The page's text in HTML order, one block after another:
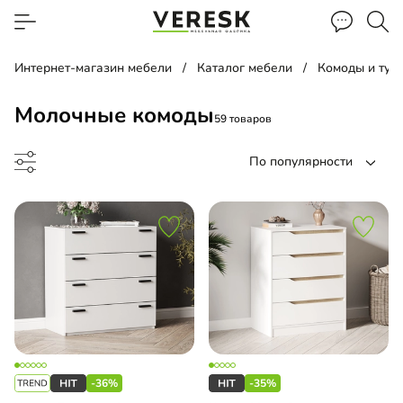
Интернет-магазин мебели Каталог мебели Комоды и
Молочные комоды59 товаров
По популярности
-36% -35%